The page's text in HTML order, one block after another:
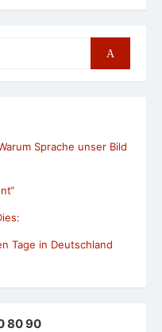
Search
Sprache unser Bild
Tage in Deutschland
80 90